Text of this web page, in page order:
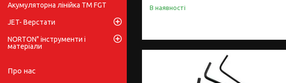
В наявності
Акумуляторна лінійка ТМ FGT
JET- Верстати
NORTON" інструменти і
матеріали
Про нас